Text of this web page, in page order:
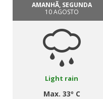
AMANHÃ, SEGUNDA
10 AGOSTO
Light rain
Max. 33º C